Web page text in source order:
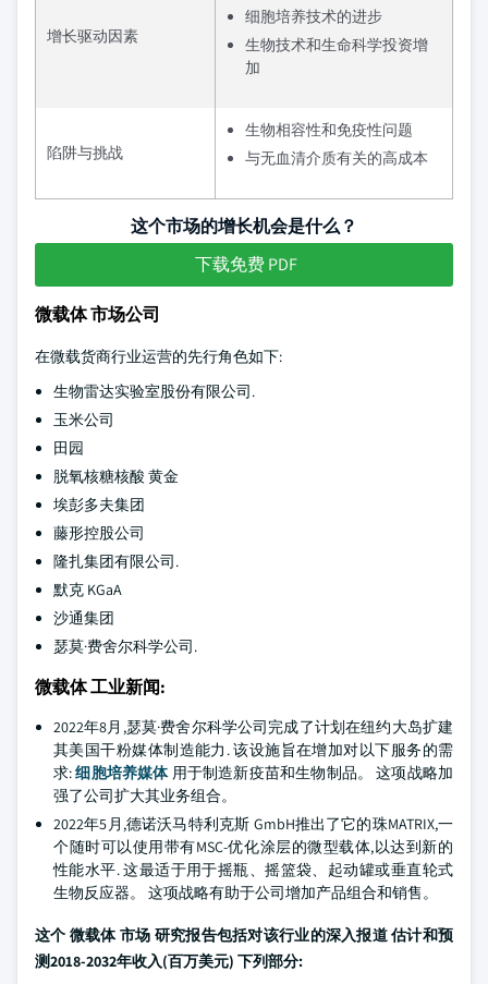
增长驱动因素
细胞培养技术的进步
生物技术和生命科学投资增
加
陷阱与挑战
生物相容性和免疫性问题
与无血清介质有关的高成本
这个市场的增长机会是什么？
下载免费 PDF
微载体 市场公司
在微载货商行业运营的先行角色如下:
生物雷达实验室股份有限公司.
玉米公司
田园
脱氧核糖核酸 黄金
埃彭多夫集团
藤形控股公司
隆扎集团有限公司.
默克 KGaA
沙通集团
瑟莫·费舍尔科学公司.
微载体 工业新闻:
2022年8月,瑟莫·费舍尔科学公司完成了计划在纽约大岛扩建
其美国干粉媒体制造能力. 该设施旨在增加对以下服务的需
求:细胞培养媒体用于制造新疫苗和生物制品。 这项战略加
强了公司扩大其业务组合。
2022年5月,德诺沃马特利克斯 GmbH推出了它的珠MATRIX,一
个随时可以使用带有MSC-优化涂层的微型载体,以达到新的
性能水平. 这最适于用于摇瓶、摇篮袋、起动罐或垂直轮式
生物反应器。 这项战略有助于公司增加产品组合和销售。
这个 微载体市场 研究报告包括对该行业的深入报道 估计和预
测2018-2032年收入(百万美元) 下列部分: